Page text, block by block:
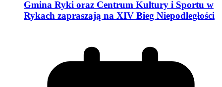
Gmina Ryki oraz Centrum Kultury i Sportu w
Rykach zapraszają na XIV Bieg Niepodległości